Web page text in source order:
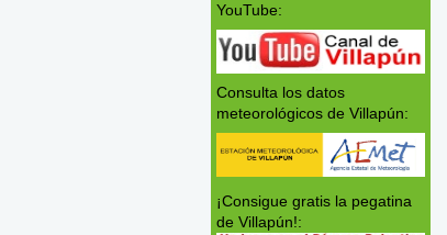
YouTube:
Consulta los datos
meteorológicos de Villapún:
¡Consigue gratis la pegatina
de Villapún!: